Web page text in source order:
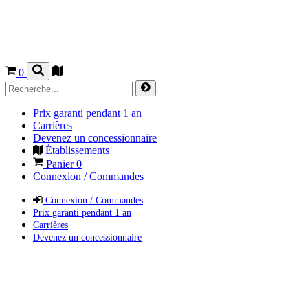
0
Prix garanti pendant 1 an
Carrières
Devenez un concessionnaire
Établissements
Panier0
Connexion / Commandes
Connexion / Commandes
Prix garanti pendant 1 an
Carrières
Devenez un concessionnaire